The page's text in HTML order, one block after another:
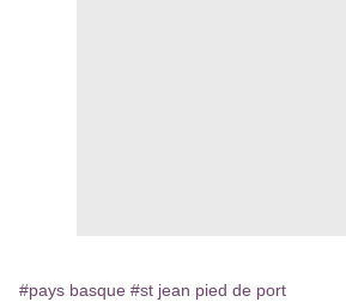
#pays basque #st jean pied de port